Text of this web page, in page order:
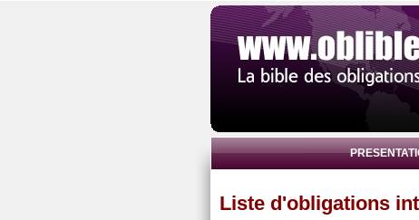
Liste d'obligations